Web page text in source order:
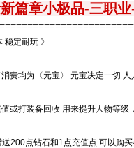
篇章小极品-三职
稳定耐玩 》
费均为〈元宝〉 元宝决定一切
或打装备回收 用来提升人物等级
200点钻石和1点充值点 可以购